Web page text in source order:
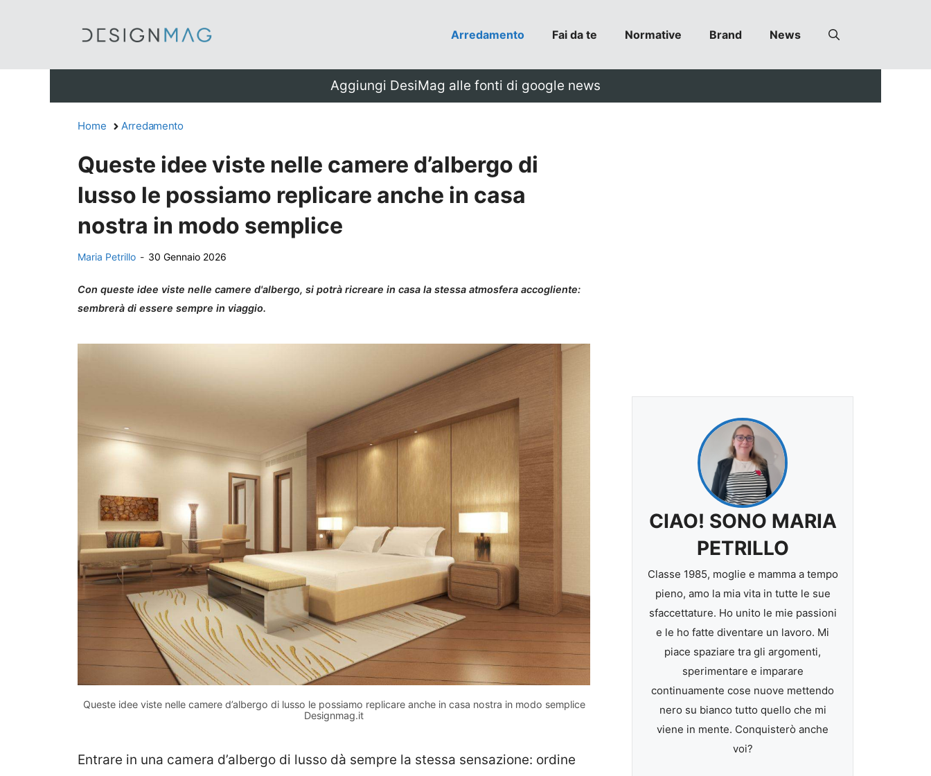
Arredamento Fai da te Normative Brand News
Aggiungi DesiMag alle fonti di google news
Home Arredamento
Queste idee viste nelle camere d’albergo di
lusso le possiamo replicare anche in casa
nostra in modo semplice
Maria Petrillo - 30 Gennaio 2026
Con queste idee viste nelle camere d'albergo, si potrà ricreare in casa la stessa atmosfera accogliente:
sembrerà di essere sempre in viaggio.
Queste idee viste nelle camere d’albergo di lusso le possiamo replicare anche in casa nostra in modo semplice
Designmag.it
Entrare in una camera d’albergo di lusso dà sempre la stessa sensazione: ordine
CIAO! SONO MARIA
PETRILLO
Classe 1985, moglie e mamma a tempo
pieno, amo la mia vita in tutte le sue
sfaccettature. Ho unito le mie passioni
e le ho fatte diventare un lavoro. Mi
piace spaziare tra gli argomenti,
sperimentare e imparare
continuamente cose nuove mettendo
nero su bianco tutto quello che mi
viene in mente. Conquisterò anche
voi?